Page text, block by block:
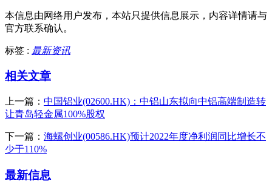
本信息由网络用户发布， 本站只提供信息展示，内容详情请与
官方联系确认。
标签 : 最新资讯
相关文章
上一篇： 中国铝业(02600.HK)：中铝山东拟向中铝高端制造转
让青岛轻金属100%股权
下一篇： 海螺创业(00586.HK)预计2022年度净利润同比增长不
少于110%
最新信息